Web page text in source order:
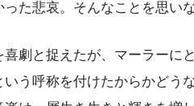
た悲哀。そんなことを思い
劇と捉えたが、マーラーに
う呼称を付けたからかどう